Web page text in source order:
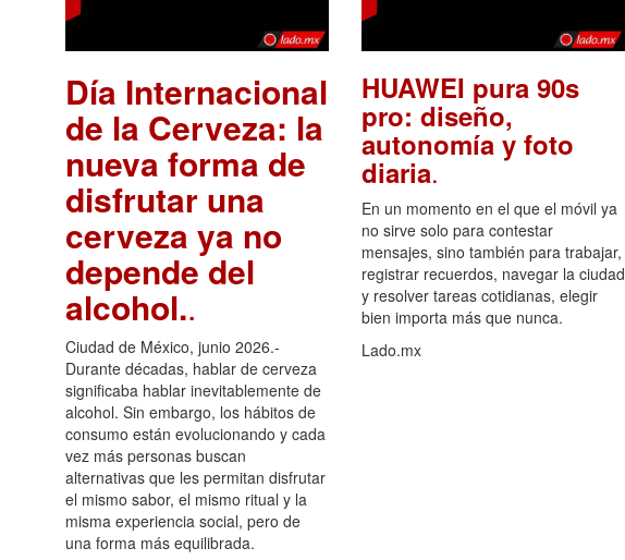
Día Internacional
de la Cerveza: la
nueva forma de
disfrutar una
cerveza ya no
depende del
alcohol..
Ciudad de México, junio 2026.-
Durante décadas, hablar de cerveza
significaba hablar inevitablemente de
alcohol. Sin embargo, los hábitos de
consumo están evolucionando y cada
vez más personas buscan
alternativas que les permitan disfrutar
el mismo sabor, el mismo ritual y la
misma experiencia social, pero de
una forma más equilibrada.
HUAWEI pura 90s
pro: diseño,
autonomía y foto
diaria.
En un momento en el que el móvil ya
no sirve solo para contestar
mensajes, sino también para trabajar,
registrar recuerdos, navegar la ciudad
y resolver tareas cotidianas, elegir
bien importa más que nunca.
Lado.mx